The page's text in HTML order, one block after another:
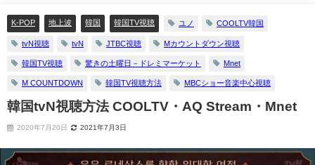
K-POP 地上波 韓国 韓国TV視聴 ユノ COOLTV韓国
tvN視聴 tvN JTBC視聴 Mカウントダウン視聴
韓国TV視聴 驚きの土曜日－ドレミマーケット Mnet
M COUNTDOWN 韓国TV視聴方法 MBCショー音楽中心視聴
韓国tvN視聴方法 COOLTV・AQ Stream・Mnet
2020年7月20日 2021年7月3日